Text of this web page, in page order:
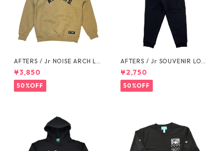
AFTERS / Jr NOISE ARCH LO
GO SWEAT
¥3,850
50%OFF
AFTERS / Jr SOUVENIR LOG
O SWEAT PANTS
¥2,750
50%OFF